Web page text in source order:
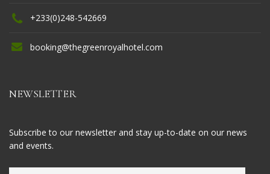
+233(0)248-542669
booking@thegreenroyalhotel.com
NEWSLETTER
Subscribe to our newsletter and stay up-to-date on our news
and events.